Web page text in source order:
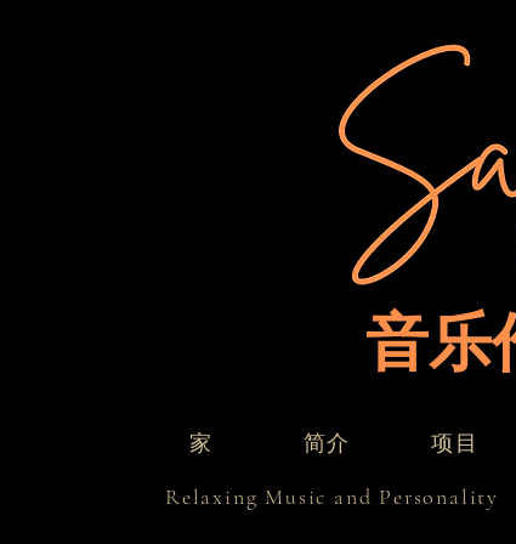
音乐
家 简介 项目
Relaxing Music and Personality